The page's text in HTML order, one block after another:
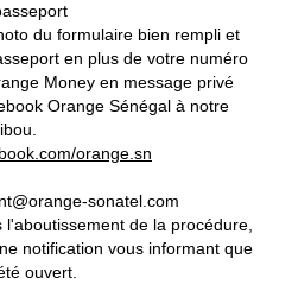
du formulaire bien rempli et
en plus de votre numéro
Money en message privé
Orange Sénégal à notre
orange.sn
sonatel.com
l'aboutissement de la procédure,
notification vous informant que
ouvert.